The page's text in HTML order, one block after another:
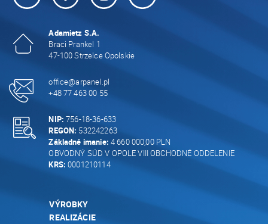
Adamietz S.A.
Braci Prankel 1
47-100 Strzelce Opolskie
office@arpanel.pl
+48 77 463 00 55
NIP: 756-18-36-633
REGON: 532242263
Základné imanie: 4 660 000,00 PLN
OBVODNÝ SÚD V OPOLE VIII OBCHODNÉ ODDELENIE
KRS: 0001210114
VÝROBKY
REALIZÁCIE